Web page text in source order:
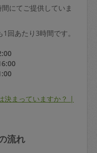
にてご提供していま
回あたり3時間です。
決まっていますか？ |
流れ